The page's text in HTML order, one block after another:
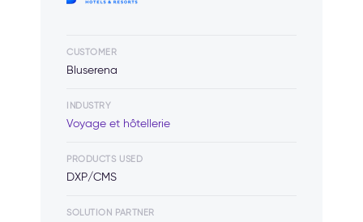
CUSTOMER
Bluserena
INDUSTRY
Voyage et hôtellerie
PRODUCTS USED
DXP/CMS
SOLUTION PARTNER